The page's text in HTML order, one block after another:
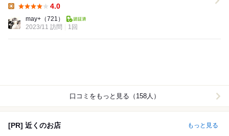
4.0
may+ （721）
2023/11 訪問
1回
口コミをもっと見る（158人）
[PR] 近くのお店 もっと見る